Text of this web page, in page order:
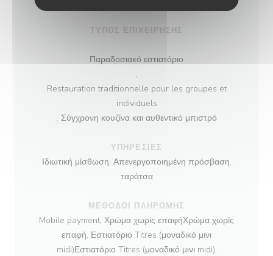
ΤΎΠΟΣ ΕΠΙΧΕΊΡΗΣΗΣ
Παραδοσιακό εστιατόριο
,
Restauration traditionnelle pour les groupes et
individuels
, Σύγχρονη κουζίνα και αυθεντικό μπιστρό
ΥΠΗΡΕΣΊΕΣ
Ιδιωτική μίσθωση, Απενεργοποιημένη πρόσβαση,
ταράτσα
ΜΈΘΟΔΟΙ ΠΛΗΡΩΜΉΣ
Mobile payment, Χρώμα χωρίς επαφήΧρώμα χωρίς
επαφή, Εστιατόριο Titres (μοναδικό μινι
midi)Εστιατόριο Titres (μοναδικό μινι midi),